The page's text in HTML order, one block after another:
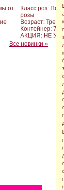
от
Класс роз:
розы
Возраст:
Контейнер: 7
АКЦИЯ: НЕ
Все новинки »